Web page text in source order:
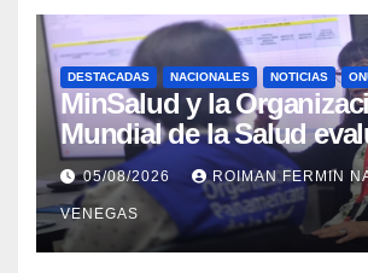
DESTACADAS NACIONALES NOTICIAS
MinSalud y la
Mundial de la Salud
propuesta técnica
materia de agua
higiene ante
sísmica
05/08/2026 ROIMAN FERMIN
VENEGAS